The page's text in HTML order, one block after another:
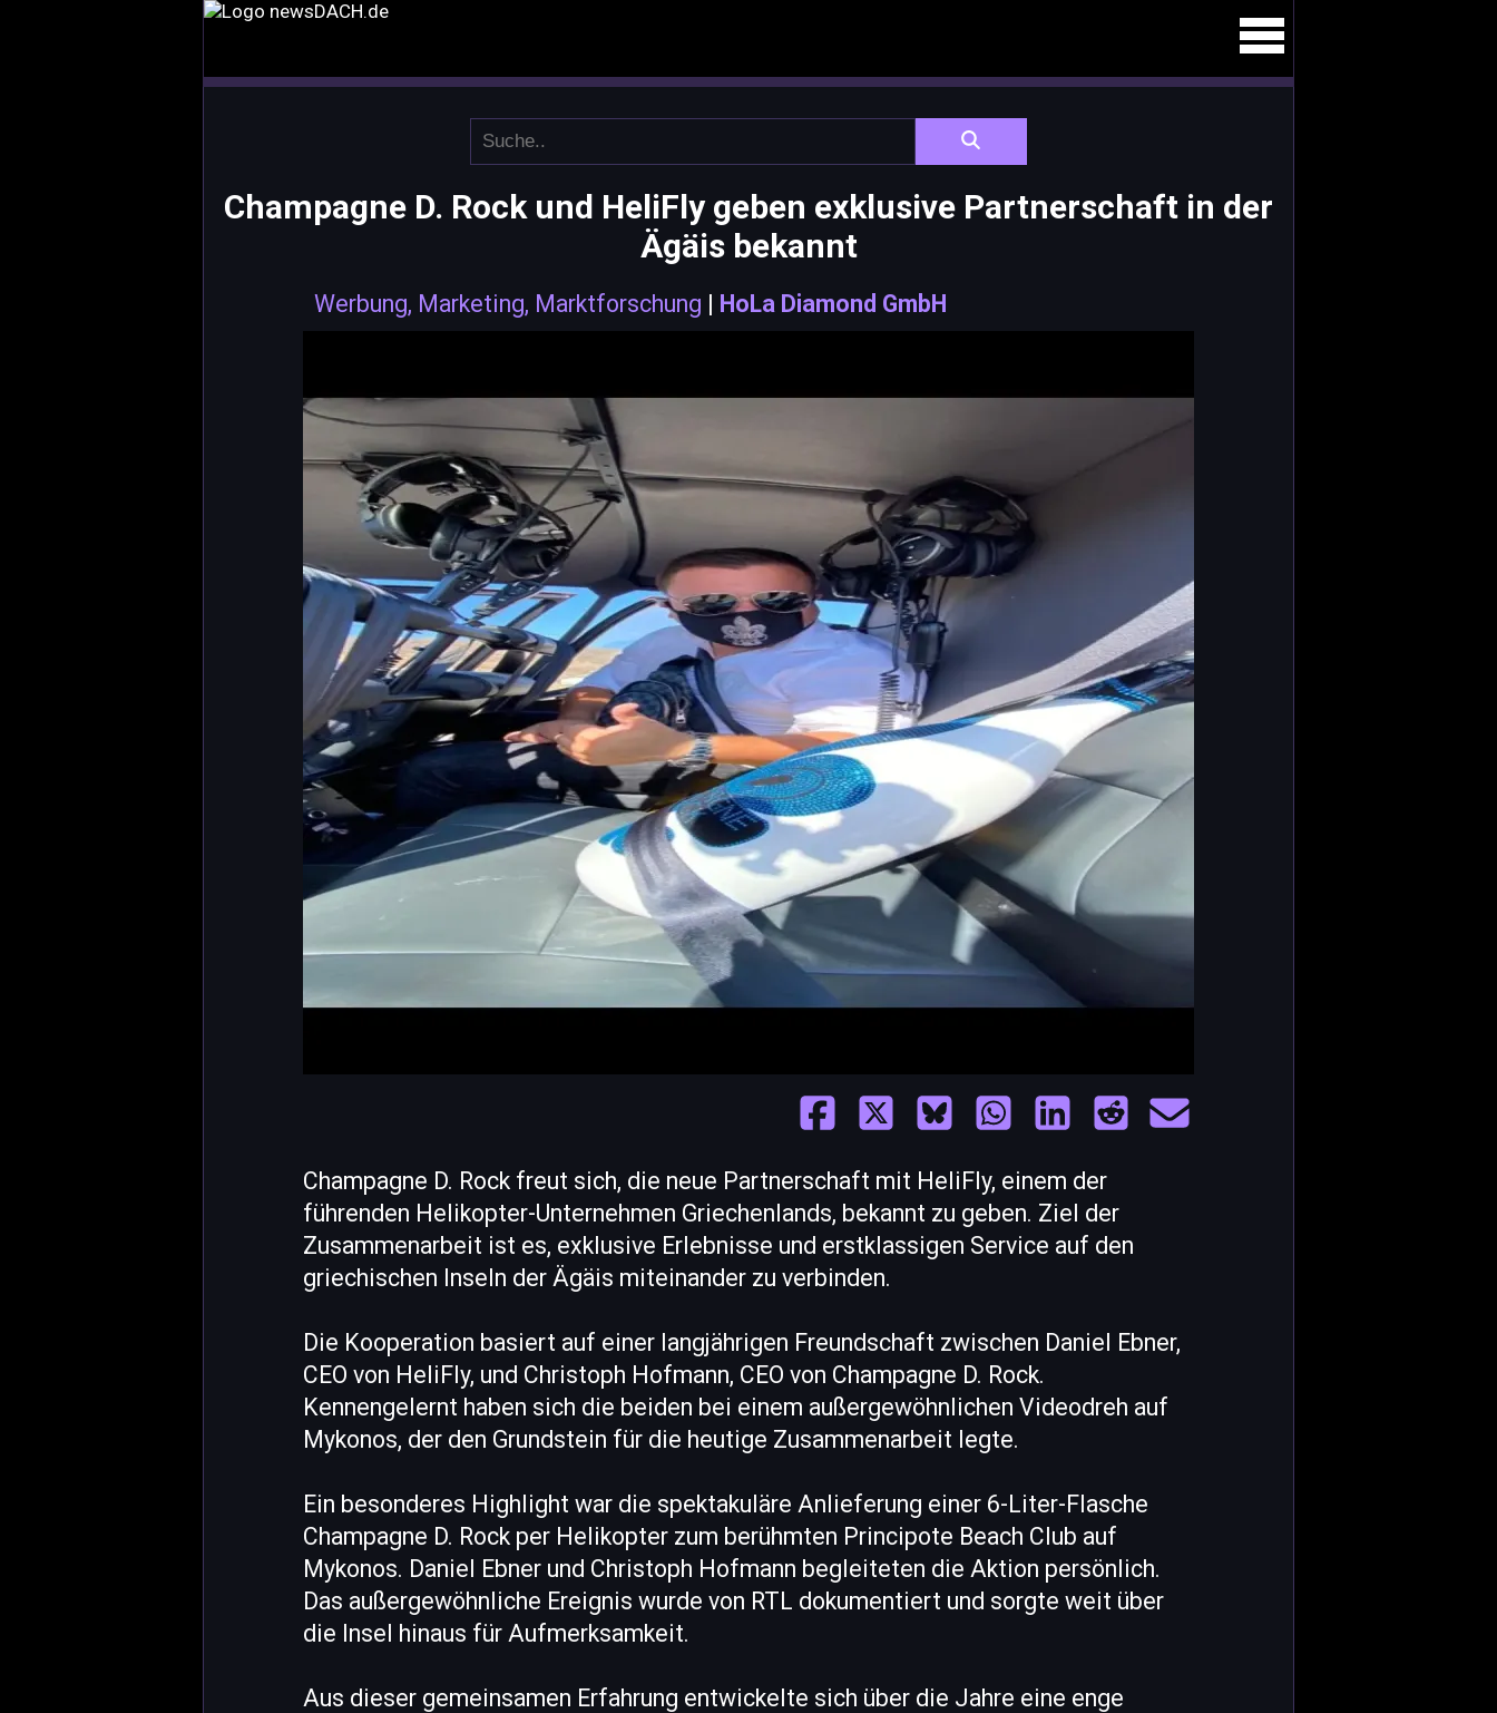
Champagne D. Rock und HeliFly geben exklusive Partnerschaft in der
Ägäis bekannt
Werbung, Marketing, Marktforschung | HoLa Diamond GmbH
Champagne D. Rock freut sich, die neue Partnerschaft mit HeliFly, einem der
führenden Helikopter-Unternehmen Griechenlands, bekannt zu geben. Ziel der
Zusammenarbeit ist es, exklusive Erlebnisse und erstklassigen Service auf den
griechischen Inseln der Ägäis miteinander zu verbinden.
Die Kooperation basiert auf einer langjährigen Freundschaft zwischen Daniel Ebner,
CEO von HeliFly, und Christoph Hofmann, CEO von Champagne D. Rock.
Kennengelernt haben sich die beiden bei einem außergewöhnlichen Videodreh auf
Mykonos, der den Grundstein für die heutige Zusammenarbeit legte.
Ein besonderes Highlight war die spektakuläre Anlieferung einer 6-Liter-Flasche
Champagne D. Rock per Helikopter zum berühmten Principote Beach Club auf
Mykonos. Daniel Ebner und Christoph Hofmann begleiteten die Aktion persönlich.
Das außergewöhnliche Ereignis wurde von RTL dokumentiert und sorgte weit über
die Insel hinaus für Aufmerksamkeit.
Aus dieser gemeinsamen Erfahrung entwickelte sich über die Jahre eine enge